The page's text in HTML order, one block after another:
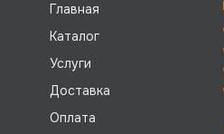
Главная
Каталог
Услуги
Доставка
Оплата